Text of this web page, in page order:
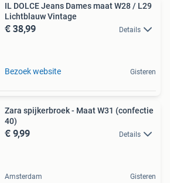
IL DOLCE Jeans Dames maat W28 / L29
Lichtblauw Vintage
€ 38,99 Details
Bezoek website Gisteren
Zara spijkerbroek - Maat W31 (confectie
40)
€ 9,99 Details
Amsterdam Gisteren